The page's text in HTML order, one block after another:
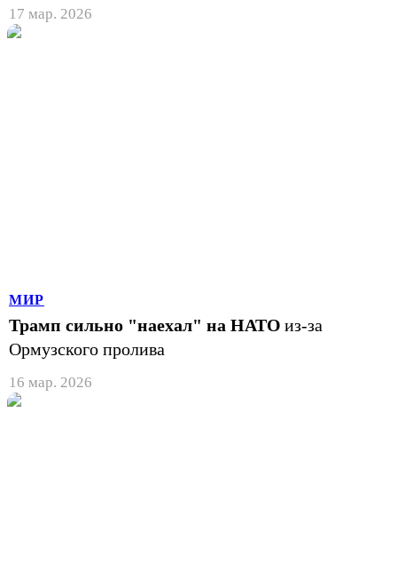
17 мар. 2026
МИР
Трамп сильно "наехал" на НАТО из-за
Ормузского пролива
16 мар. 2026